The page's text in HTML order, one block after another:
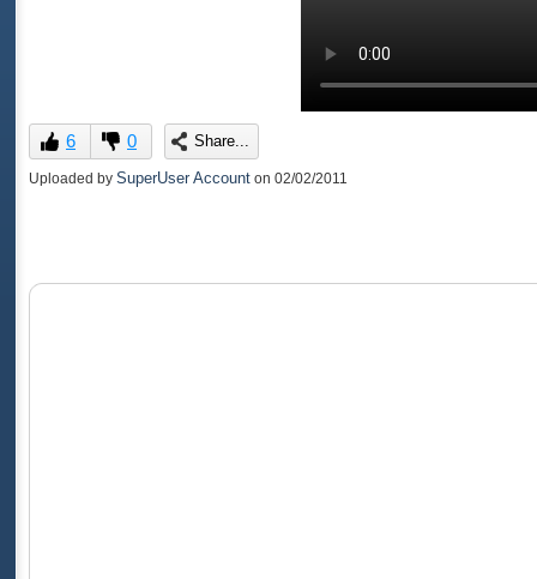
6 0 Share...
Uploaded by SuperUser Account on 02/02/2011